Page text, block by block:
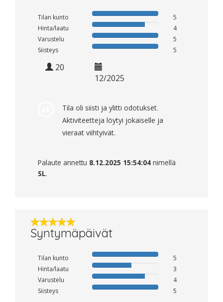
Tilan kunto
5
Hinta/laatu
4
Varustelu
5
Siisteys
5
20
12/2025
Tila oli siisti ja ylitti odotukset.
Aktiviteetteja löytyi jokaiselle ja
vieraat viihtyivät.
Palaute annettu 8.12.2025 15:54:04 nimellä
SL.
Syntymäpäivät
Tilan kunto
5
Hinta/laatu
3
Varustelu
4
Siisteys
5